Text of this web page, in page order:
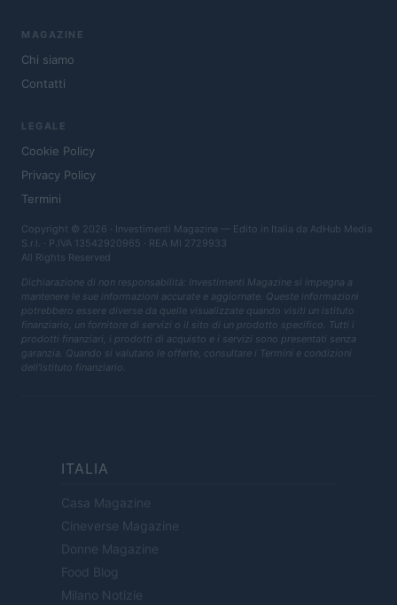
MAGAZINE
Chi siamo
Contatti
LEGALE
Cookie Policy
Privacy Policy
Termini
Copyright © 2026 · Investimenti Magazine — Edito in Italia da AdHub Media
S.r.l. · P.IVA 13542920965 · REA MI 2729933
All Rights Reserved
Dichiarazione di non responsabilità: Investimenti Magazine si impegna a
mantenere le sue informazioni accurate e aggiornate. Queste informazioni
potrebbero essere diverse da quelle visualizzate quando visiti un istituto
finanziario, un fornitore di servizi o il sito di un prodotto specifico. Tutti i
prodotti finanziari, i prodotti di acquisto e i servizi sono presentati senza
garanzia. Quando si valutano le offerte, consultare i Termini e condizioni
dell'istituto finanziario.
ITALIA
Casa Magazine
Cineverse Magazine
Donne Magazine
Food Blog
Milano Notizie